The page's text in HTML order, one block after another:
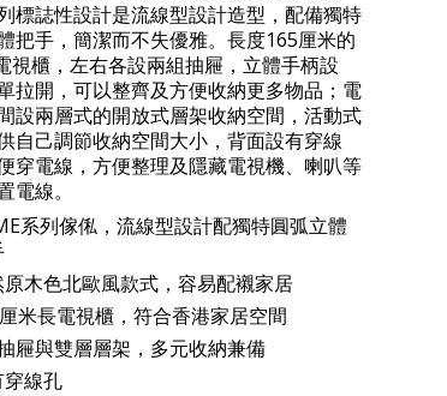
標誌性設計是流線型設計造型，配備獨特
把手，簡潔而不失優雅。長度165厘米的
視櫃，左右各設兩組抽屜，立體手柄設
拉開，可以整齊及方便收納更多物品；電
設兩層式的開放式層架收納空間，活動式
自己調節收納空間大小，背面設有穿線
穿電線，方便整理及隱藏電視機、喇叭等
電線。
系列傢俬，流線型設計配獨特圓弧立體
原木色北歐風款式，容易配襯家居
米長電視櫃，符合香港家居空間
屜與雙層層架，多元收納兼備
線孔